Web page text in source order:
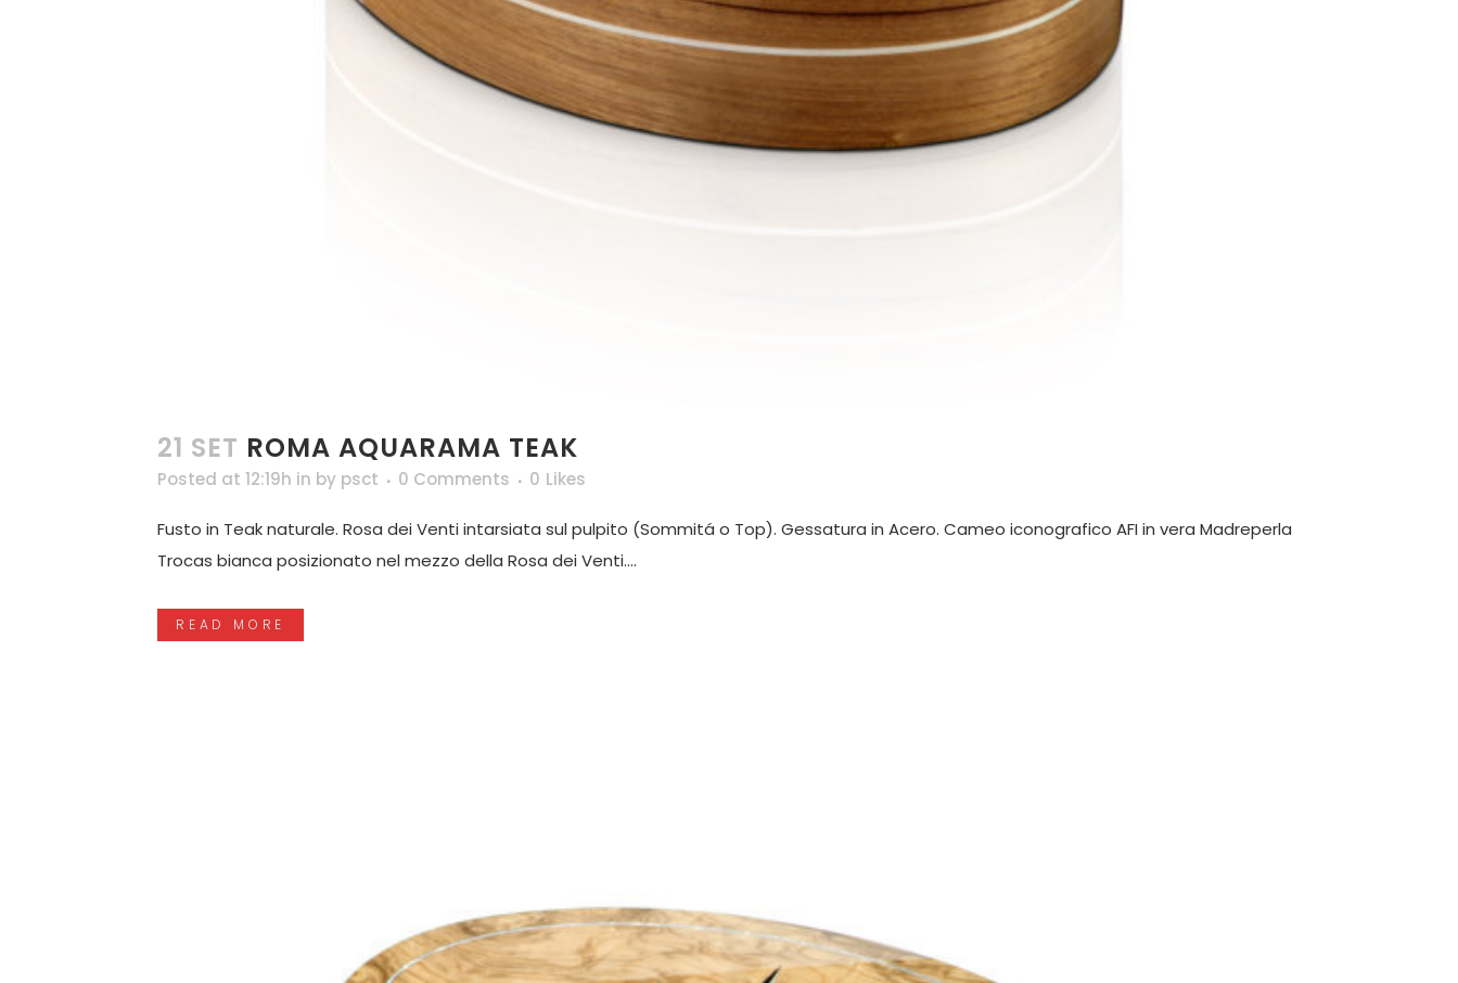
21 SET ROMA AQUARAMA TEAK
Posted at 12:19h in by psct 0 Comments 0 Likes
Fusto in Teak naturale. Rosa dei Venti intarsiata sul pulpito (Sommitá o Top). Gessatura in Acero. Cameo iconografico AFI in vera Madreperla
Trocas bianca posizionato nel mezzo della Rosa dei Venti....
READ MORE